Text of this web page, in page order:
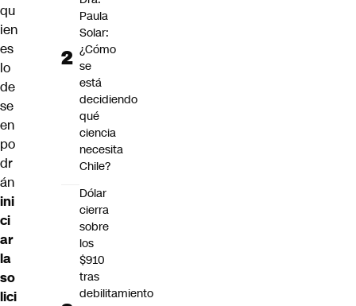
qu
ien
es
lo
de
se
en
po
dr
án
ini
ci
ar
la
so
lici
Paula
Solar:
¿Cómo
se
está
decidiendo
qué
ciencia
necesita
Chile?
Dólar
cierra
sobre
los
$910
tras
debilitamiento